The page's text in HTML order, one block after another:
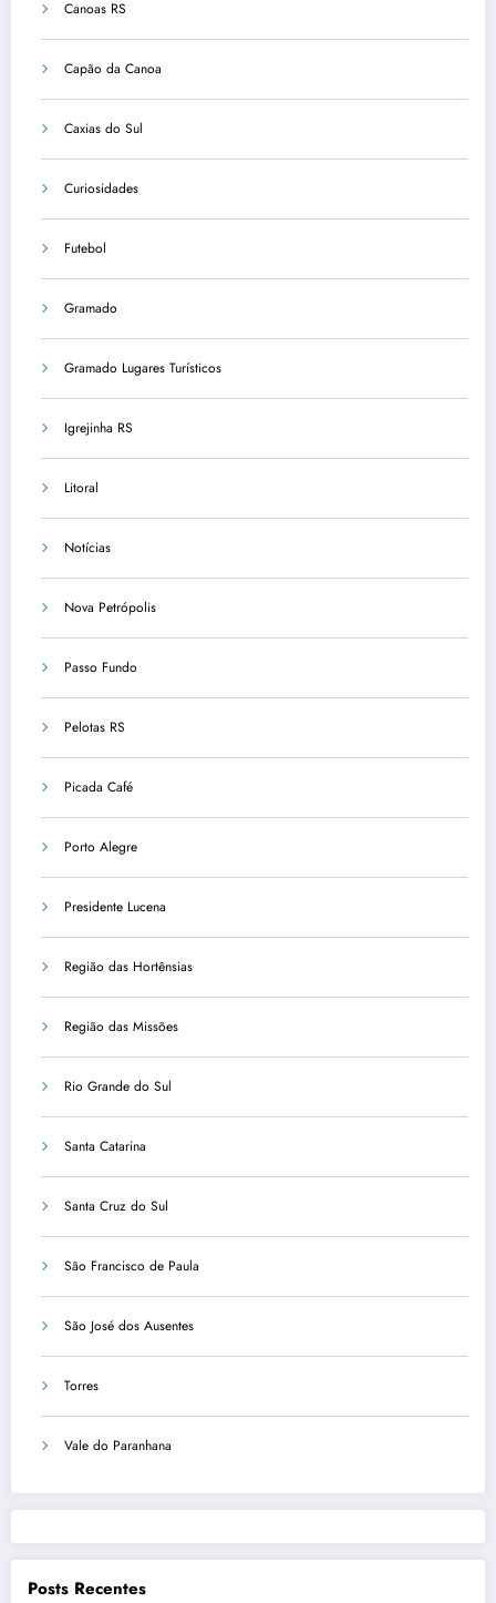
Canoas RS
Capão da Canoa
Caxias do Sul
Curiosidades
Futebol
Gramado
Gramado Lugares Turísticos
Igrejinha RS
Litoral
Notícias
Nova Petrópolis
Passo Fundo
Pelotas RS
Picada Café
Porto Alegre
Presidente Lucena
Região das Hortênsias
Região das Missões
Rio Grande do Sul
Santa Catarina
Santa Cruz do Sul
São Francisco de Paula
São José dos Ausentes
Torres
Vale do Paranhana
Posts Recentes